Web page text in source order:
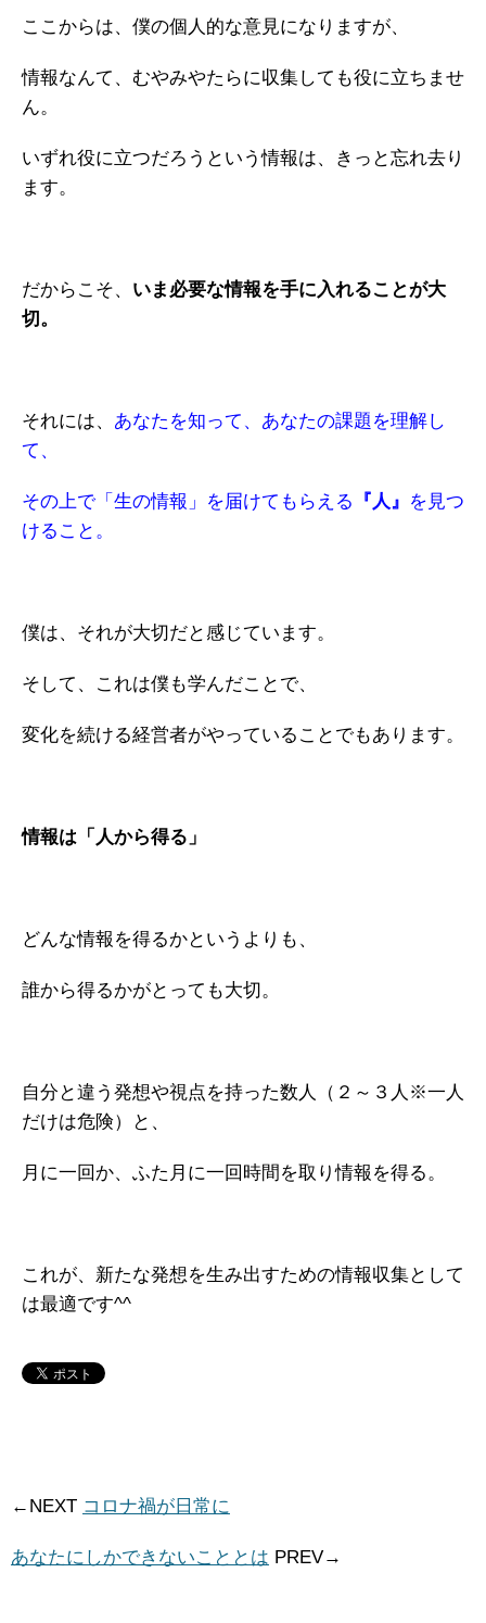
ここからは、僕の個人的な意見になりますが、
情報なんて、むやみやたらに収集しても役に立ちませ
ん。
いずれ役に立つだろうという情報は、きっと忘れ去り
ます。
だからこそ、 いま必要な情報を手に入れることが大
切。
それには、 あなたを知って、あなたの課題を理解し
て、
その上で「生の情報」を届けてもらえる 『人』 を見つ
けること。
僕は、それが大切だと感じています。
そして、これは僕も学んだことで、
変化を続ける経営者がやっていることでもあります。
情報は「人から得る」
どんな情報を得るかというよりも、
誰から得るかがとっても大切。
自分と違う発想や視点を持った数人（２～３人※一人
だけは危険）と、
月に一回か、ふた月に一回時間を取り情報を得る。
これが、新たな発想を生み出すための情報収集として
は最適です^^
←NEXT コロナ禍が日常に
あなたにしかできないこととは PREV→